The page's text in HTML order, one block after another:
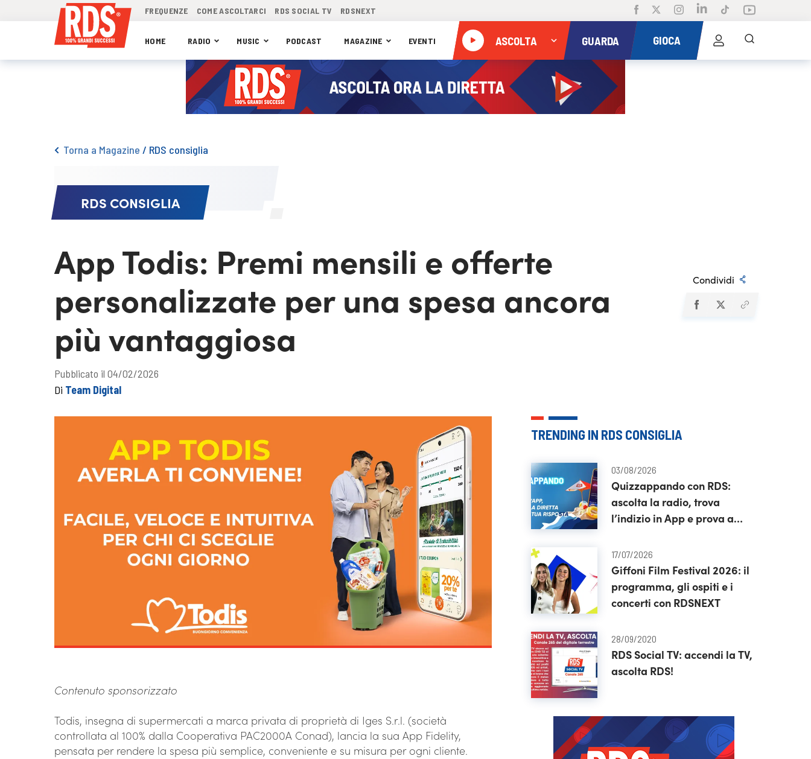
FREQUENZE COME ASCOLTARCI RDS SOCIAL TV RDSNEXT
HOME RADIO MUSIC PODCAST MAGAZINE EVENTI ASCOLTA GUARDA GIOCA
Torna a Magazine / RDS consiglia
RDS CONSIGLIA
App Todis: Premi mensili e offerte
personalizzate per una spesa ancora
più vantaggiosa
Condividi
Pubblicato il 04/02/2026
Di Team Digital
Contenuto sponsorizzato
Todis, insegna di supermercati a marca privata di proprietà di Iges S.r.l. (società
controllata al 100% dalla Cooperativa PAC2000A Conad), lancia la sua App Fidelity,
pensata per rendere la spesa più semplice, conveniente e su misura per ogni cliente.
TRENDING IN RDS CONSIGLIA
03/08/2026
Quizzappando con RDS:
ascolta la radio, trova
l’indizio in App e prova a
17/07/2026
Giffoni Film Festival 2026: il
programma, gli ospiti e i
concerti con RDSNEXT
28/09/2020
RDS Social TV: accendi la TV,
ascolta RDS!